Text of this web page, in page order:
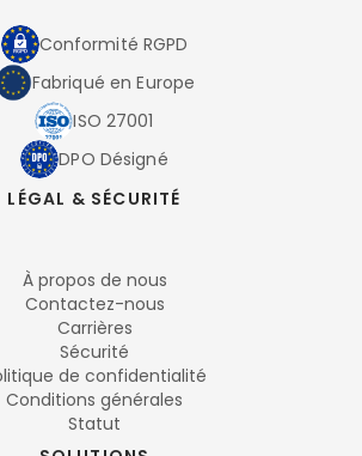
Conformité RGPD
Fabriqué en Europe
ISO 27001
DPO Désigné
LÉGAL & SÉCURITÉ
À propos de nous
Contactez-nous
Carrières
Sécurité
de confidentialité
Conditions générales
Statut